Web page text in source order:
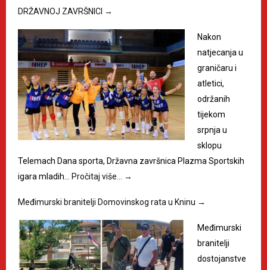
DRŽAVNOJ ZAVRŠNICI →
Nakon
natjecanja u
graničaru i
atletici,
održanih
tijekom
srpnja u
sklopu
Telemach Dana sporta, Državna završnica Plazma Sportskih
igara mladih…
Pročitaj više… →
Međimurski branitelji Domovinskog rata u Kninu →
Međimurski
branitelji
dostojanstve